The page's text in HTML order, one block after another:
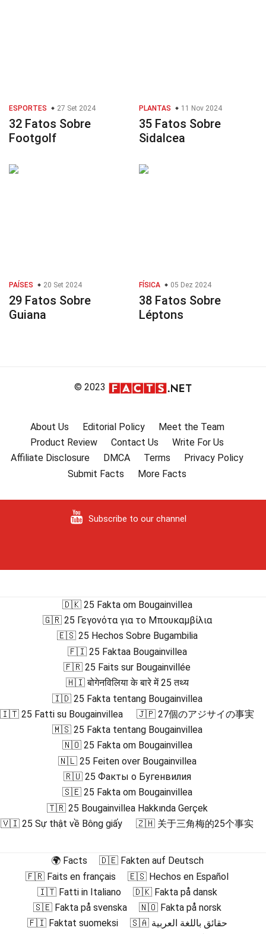
ESPORTES 27 Set 2024
32 Fatos Sobre
Footgolf
PLANTAS 11 Nov 2024
35 Fatos Sobre
Sidalcea
PAÍSES 20 Set 2024
29 Fatos Sobre
Guiana
FÍSICA 05 Dez 2024
38 Fatos Sobre
Léptons
© 2023
About Us Editorial Policy
Meet the Team
Product Review
Contact Us
Write For Us
Affiliate Disclosure
DMCA Terms
Privacy Policy
Submit Facts
More Facts
Subscribe to our channel
🇩🇰 25 Fakta om Bougainvillea
🇬🇷 25 Γεγονότα για το Μπουκαμβίλια
🇪🇸 25 Hechos Sobre Bugambilia
🇫🇮 25 Faktaa Bougainvillea
🇫🇷 25 Faits sur Bougainvillée
🇭🇮 बोगेनविलिया के बारे में 25 तथ्य
🇮🇩 25 Fakta tentang Bougainvillea
🇮🇹 25 Fatti su Bougainvillea
🇯🇵 27個のアジサイの事実
🇲🇸 25 Fakta tentang Bougainvillea
🇳🇴 25 Fakta om Bougainvillea
🇳🇱 25 Feiten over Bougainvillea
🇷🇺 25 Факты о Бугенвилия
🇸🇪 25 Fakta om Bougainvillea
🇹🇷 25 Bougainvillea Hakkında Gerçek
🇻🇮 25 Sự thật về Bông giấy
🇿🇭 关于三角梅的25个事实
🌍 Facts
🇩🇪 Fakten auf Deutsch
🇫🇷 Faits en français
🇪🇸 Hechos en Español
🇮🇹 Fatti in Italiano
🇩🇰 Fakta på dansk
🇸🇪 Fakta på svenska
🇳🇴 Fakta på norsk
🇫🇮 Faktat suomeksi
🇸🇦 حقائق باللغة العربية